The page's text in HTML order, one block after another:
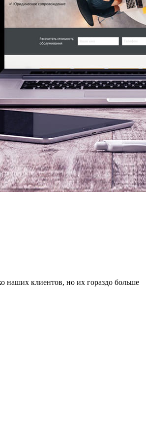
наших клиентов, но их гораздо больше